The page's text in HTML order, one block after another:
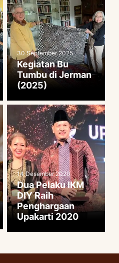
30 September 2025
Kegiatan Bu
Tumbu di Jerman
(2025)
14 Desember 2020
Dua Pelaku IKM
DIY Raih
Penghargaan
Upakarti 2020